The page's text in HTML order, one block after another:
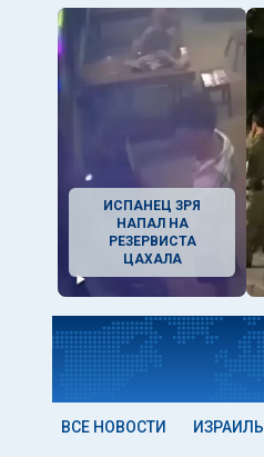
ИСПАНЕЦ ЗРЯ
НАПАЛ НА
РЕЗЕРВИСТА
ЦАХАЛА
ВСЕ НОВОСТИ ИЗРАИЛЬ